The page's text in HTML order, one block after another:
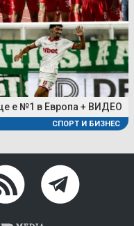
е №1 в Европа + ВИДЕО
СПОРТ И БИЗНЕС